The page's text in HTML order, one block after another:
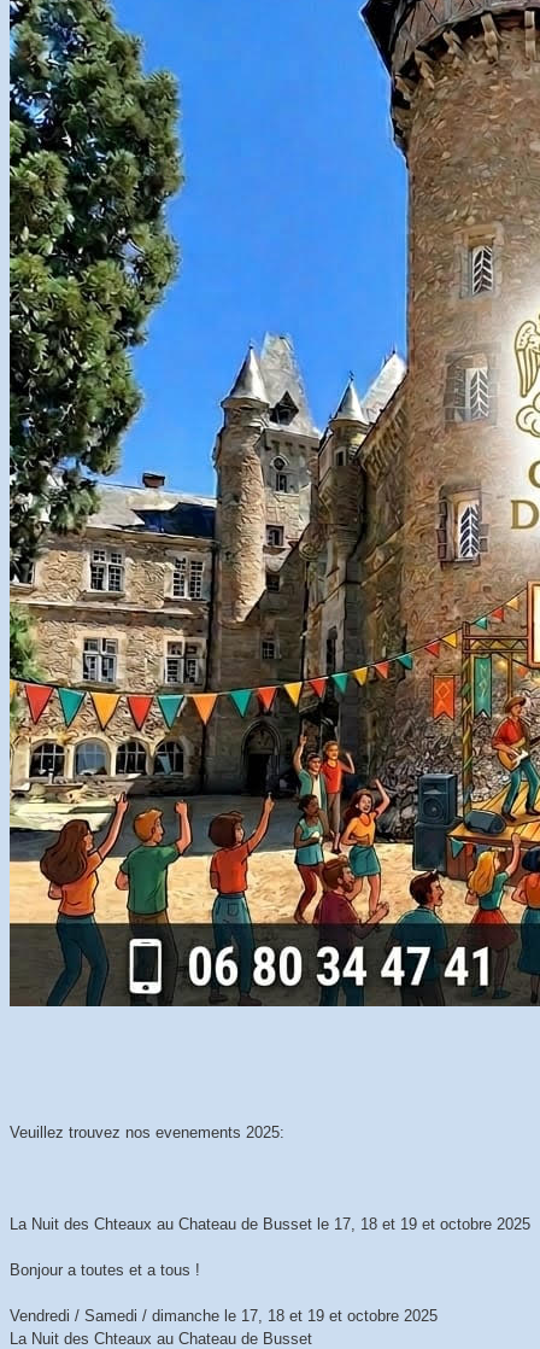
Veuillez trouvez nos evenements 2025:
La Nuit des Chteaux au Chateau de Busset le 17, 18 et 19 et octobre 2025
Bonjour a toutes et a tous !
Vendredi / Samedi / dimanche le 17, 18 et 19 et octobre 2025
La Nuit des Chteaux au Chateau de Busset